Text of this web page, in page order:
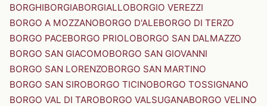
BORGHIBORGIABORGIALLOBORGIO VEREZZI
BORGO A MOZZANOBORGO D'ALEBORGO DI TERZO
BORGO PACEBORGO PRIOLOBORGO SAN DALMAZZO
BORGO SAN GIACOMOBORGO SAN GIOVANNI
BORGO SAN LORENZOBORGO SAN MARTINO
BORGO SAN SIROBORGO TICINOBORGO TOSSIGNANO
BORGO VAL DI TAROBORGO VALSUGANABORGO VELINO